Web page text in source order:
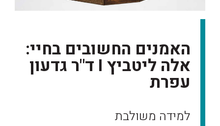
האמנים החשובים בחיי:
אלה ליטביץ I ד"ר גדעון
עפרת
למידה משולבת